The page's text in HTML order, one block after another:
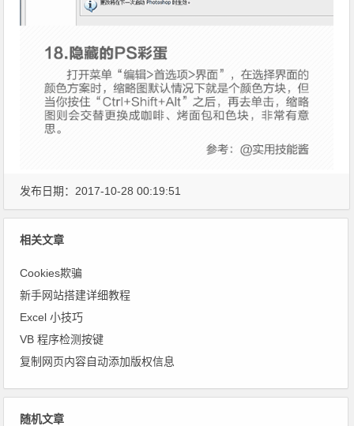
发布日期：2017-10-28 00:19:51
相关文章
Cookies欺骗
新手网站搭建详细教程
Excel 小技巧
VB 程序检测按键
复制网页内容自动添加版权信息
随机文章